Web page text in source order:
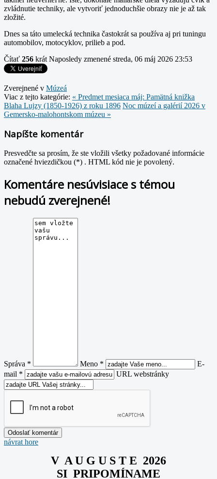
zvládnutie techniky, ale vytvoriť jednoduchšie obrazy nie je až tak
zložité.
Dnes sa táto umelecká technika častokrát sa používa aj pri tuningu
automobilov, motocyklov, prilieb a pod.
Čítať 256 krát Naposledy zmenené streda, 06 máj 2026 23:53
Zverejnené v Múzeá
Viac z tejto kategórie: « Predmet mesiaca máj: Pamätná knižka
Blaha Lujzy (1850-1926) z roku 1896 Noc múzeí a galérií 2026 v
Gemersko-malohontskom múzeu »
Napíšte komentár
Presvedčte sa prosím, že ste vložili všetky požadované informácie
označené hviezdičkou (*) . HTML kód nie je povolený.
Komentáre nesúvisiace s témou
nebudú zverejnené!
Správa * Meno *
E-
mail *
URL webstránky
návrat hore
V A U G U S T E 2026
SI PRIPOMÍNAME